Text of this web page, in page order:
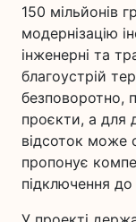
150 мільйонів
модернізацію
інженерні та
благоустрій
безповоротно,
проєкти, а для
відсоток може
пропонує
підключення